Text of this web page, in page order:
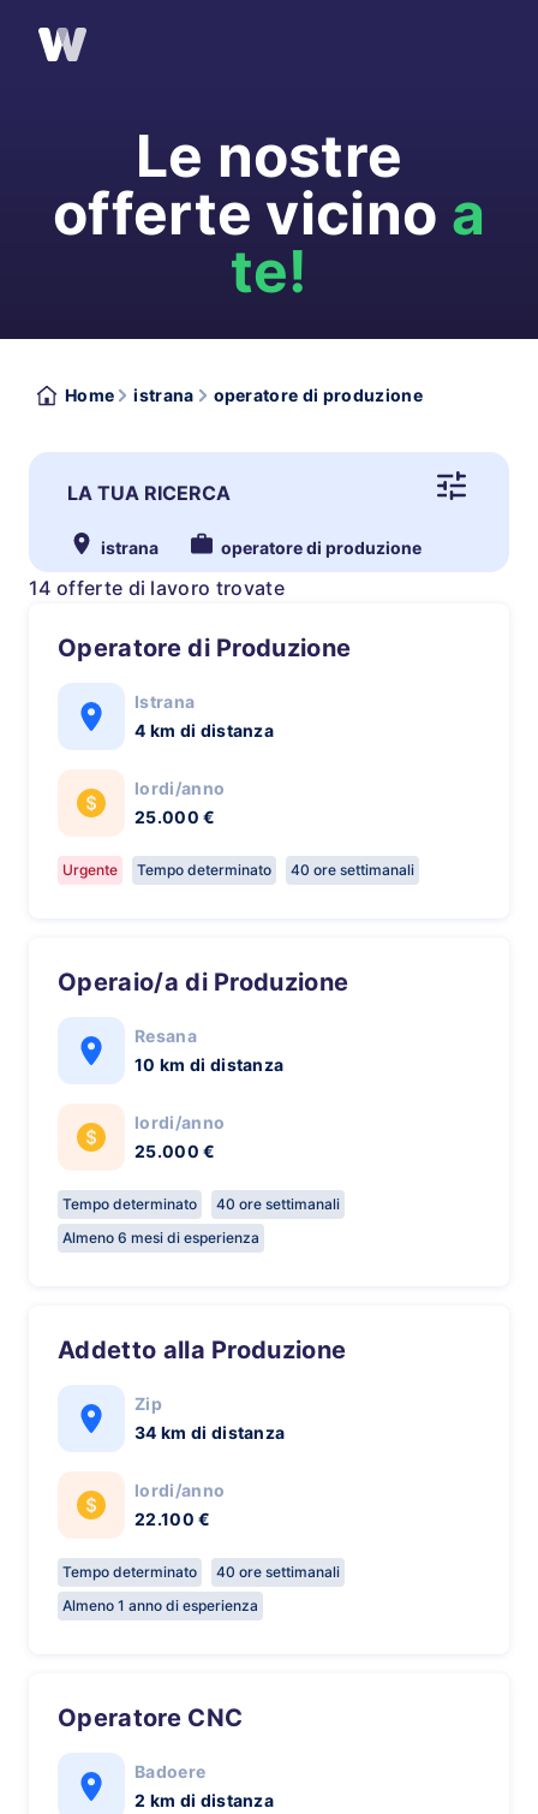
Le nostre
offerte vicino a
te!
Home istrana operatore di produzione
LA TUA RICERCA
istrana operatore di produzione
14 offerte di lavoro trovate
Operatore di Produzione
Istrana
4 km di distanza
lordi/anno
25.000 €
Urgente Tempo determinato 40 ore settimanali
Operaio/a di Produzione
Resana
10 km di distanza
lordi/anno
25.000 €
Tempo determinato
40 ore settimanali
Almeno 6 mesi di esperienza
Addetto alla Produzione
Zip
34 km di distanza
lordi/anno
22.100 €
Tempo determinato
40 ore settimanali
Almeno 1 anno di esperienza
Operatore CNC
Badoere
2 km di distanza